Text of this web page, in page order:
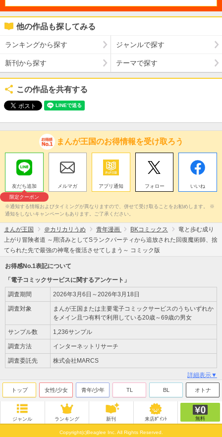
他の作品も探してみる
ランキングから探す ジャンルで探す
新刊から探す テーマで探す
この作品を共有する
まんが王国のお得情報を受け取ろう
友だち追加
限定クーポン
メルマガ アプリ通知 フォロー いいね
※通知する情報およびタイミングが異なりますので、併せて受け取ることをお勧めします。 ※
通知をしないキャンペーンもあります。ご了承ください。
まんが王国 ＠カリカリうめ 青年漫画 BKコミックス
竜と歩む成り
上がり冒険者道 ～用済みとしてSランクパーティから追放された回復魔術師、捨
てられた先で最強の神竜を復活させてしまう～ コミック版
お得感No.1表記について
「電子コミックサービスに関するアンケート」
調査期間 2026年3月6日～2026年3月18日
調査対象
まんが王国または主要電子コミックサービスのうちいずれか
をメイン且つ有料で利用している20歳～69歳の男女
サンプル数 1,236サンプル
調査方法 インターネットリサーチ
調査委託先 株式会社MARCS
詳細表示▼
トップ 女性/少女 青年/少年 TL BL オトナ
ジャンル ランキング 新刊 来店ﾎﾟｲﾝﾄ 無料
Copyright(c)Beaglee Inc. All Rights Reserved.